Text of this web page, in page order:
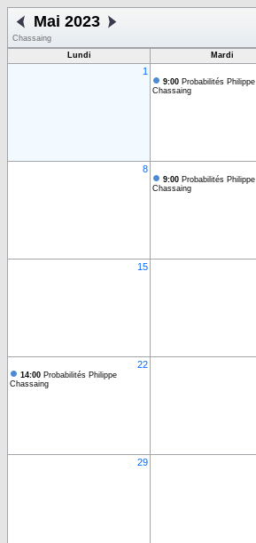
Mai 2023
Chassaing
Lundi
Mardi
1
9:00 Probabilités Philippe
Chassaing
8
9:00 Probabilités Philippe
Chassaing
15
22
14:00 Probabilités Philippe
Chassaing
29